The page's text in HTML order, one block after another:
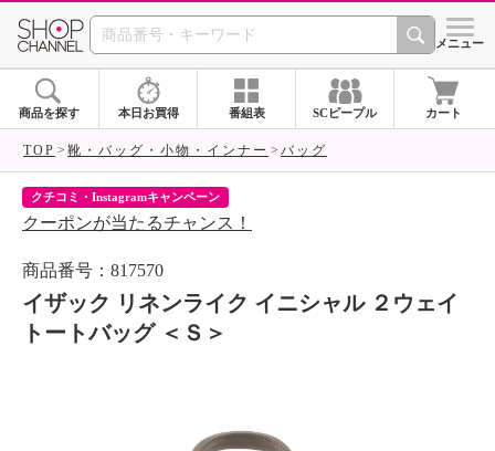
SHOP CHANNEL シメニュー
商品を探す 本日お買得 番組表 SCピープル カート
TOP 靴・バッグ・小物・インナー バッグ
クチコミ・Instagramキャンペーン
クーポンが当たるチャンス！
商品番号：817570
イザック リネンライク イニシャル ２ウェイ
トートバッグ ＜Ｓ＞